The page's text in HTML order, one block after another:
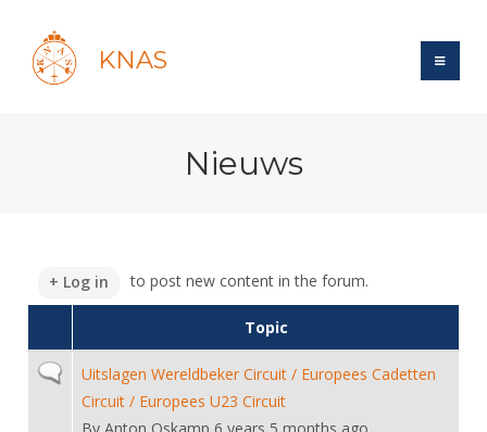
KNAS
Maandelijks archief
Lidmaatschap
Reglementen
Ledencijfers
Introductie
Veteranen
Lichtzwaardschermen
Nieuws
NK's
Informatie
Voor de jeugd
Spreekbeurtpakket
Forums
Zoek Vereniging
Nieuws
Log in to post new content in the forum.
Topic
Normal topicUitslagen Wereldbeker Circuit / Europees Cadetten
Circuit / Europees U23 Circuit